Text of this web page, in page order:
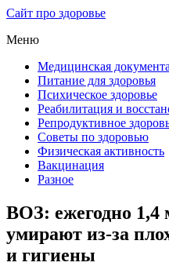
Сайт про здоровье
Меню
Медицинская
Питание для здоровья
Психическое здоровье
Реабилитация и
Репродуктивное
Советы по здоровью
Физическая активность
Вакцинация
Разное
ВОЗ: ежегодно 1,4
умирают из-за
и гигиены